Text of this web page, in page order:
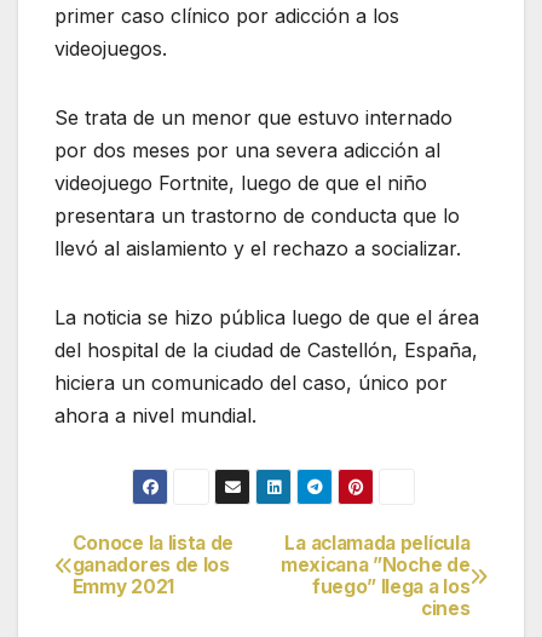
primer caso clínico por adicción a los
videojuegos.
Se trata de un menor que estuvo internado
por dos meses por una severa adicción al
videojuego Fortnite, luego de que el niño
presentara un trastorno de conducta que lo
llevó al aislamiento y el rechazo a socializar.
La noticia se hizo pública luego de que el área
del hospital de la ciudad de Castellón, España,
hiciera un comunicado del caso, único por
ahora a nivel mundial.
Navegación
de
La aclamada película
mexicana ”Noche de
fuego” llega a los
cines
Conoce la lista de
ganadores de los
Emmy 2021